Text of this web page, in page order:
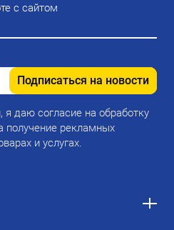
с сайтом
Подписаться на новости
даю согласие на обработку
получение рекламных
и услугах.